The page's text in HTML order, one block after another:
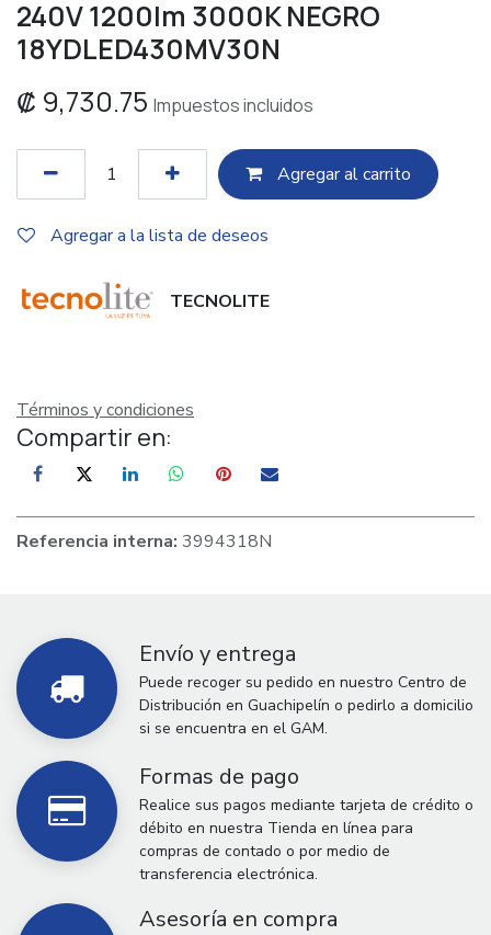
240V 1200lm 3000K NEGRO
18YDLED430MV30N
₡ 9,730.75 Impuestos incluidos
Agregar al c​​arrito
Agregar a la lista de deseos
TECNOLITE
Términos y condiciones
Compartir en:
Referencia interna: 3994318N
Envío y entrega
Puede recoger su pedido en nuestro Centro de
Distribución en Guachipelín o pedirlo a domicilio
si se encuentra en el GAM.
Formas de pago
Realice sus pagos mediante tarjeta de crédito o
débito en nuestra Tienda en línea para
compras de contado o por medio de
transferencia electrónica.
Asesoría en compra